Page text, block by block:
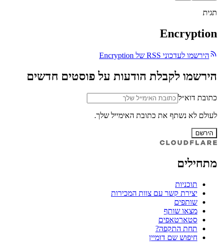
תגית
Encryption
הירשמו לעדכוני RSS של Encryption
הירשמו לקבלת הודעות על פוסטים חדשים
כתובת דוא״ל
לעולם לא נשתף את כתובת האימייל שלך.
הירשם
מתחילים
תוכניות
יצירת קשר עם צוות המכירות
שותפים
מצאו שותף
סטארטאפים
תחת התקפה?
חיפוש שם דומיין